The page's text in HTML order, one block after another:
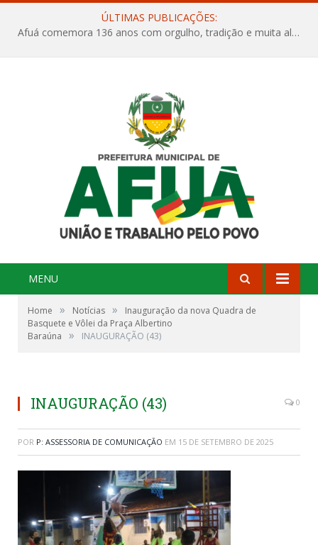
ÚLTIMAS PUBLICAÇÕES:
Afuá comemora 136 anos com orgulho, tradição e muita alegria na Quadra Dr. Nelson Salomão
MENU
Home » Notícias »
Inauguração da nova Quadra de
Basquete e Vôlei da Praça Albertino
Baraúna
» INAUGURAÇÃO (43)
INAUGURAÇÃO (43) 0
POR P: ASSESSORIA DE COMUNICAÇÃO EM 15 DE SETEMBRO DE 2025